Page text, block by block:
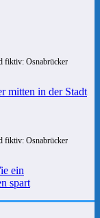
fiktiv: Osnabrücker
mitten in der Stadt
fiktiv: Osnabrücker
ein
spart